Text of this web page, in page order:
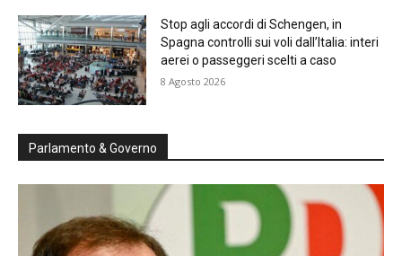
Stop agli accordi di Schengen, in
Spagna controlli sui voli dall’Italia: interi
aerei o passeggeri scelti a caso
8 Agosto 2026
Parlamento & Governo